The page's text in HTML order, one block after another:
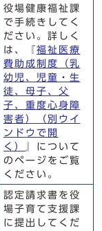
役場健康福祉課
で手続きしてく
ださい。詳しく
は、『 福祉医療
費助成制度（乳
幼児、児童・生
徒、母子、父
子、重度心身障
害者）
（別ウイ
ンドウで開
く）
』について
のページをご覧
ください。
認定請求書を役
場子育て支援課
に提出してくだ